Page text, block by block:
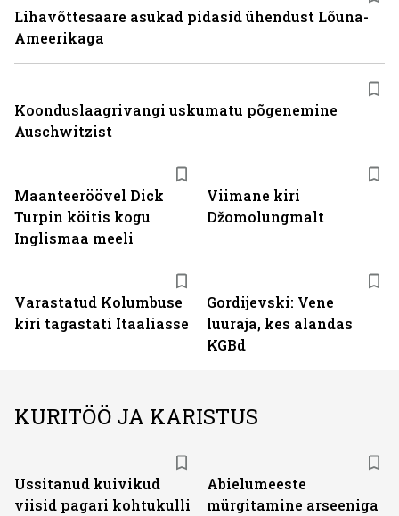
Maanteeröövel Dick
Turpin köitis kogu
Inglismaa meeli
Viimane kiri
Džomolungmalt
Varastatud Kolumbuse
kiri tagastati Itaaliasse
Gordijevski: Vene
luuraja, kes alandas
KGBd
Lihavõttesaare asukad pidasid ühendust Lõuna-
Ameerikaga
Koonduslaagrivangi uskumatu põgenemine
Auschwitzist
KURITÖÖ JA KARISTUS
Ussitanud kuivikud
viisid pagari kohtukulli
Abielumeeste
mürgitamine arseeniga